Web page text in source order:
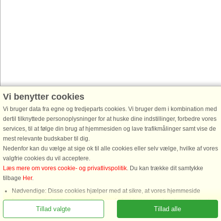
Vi benytter cookies
Vi bruger data fra egne og tredjeparts cookies. Vi bruger dem i kombination med
dertil tilknyttede personoplysninger for at huske dine indstillinger, forbedre vores
services, til at følge din brug af hjemmesiden og lave trafikmålinger samt vise de
mest relevante budskaber til dig.
Nedenfor kan du vælge at sige ok til alle cookies eller selv vælge, hvilke af vores
valgfrie cookies du vil acceptere.
Læs mere om vores cookie- og privatlivspolitik. Du kan trække dit samtykke
tilbage Her.
Nødvendige: Disse cookies hjælper med at sikre, at vores hjemmeside
fungerer ved at aktivere grundlæggende funktioner som for eksempel huske
listen af favorithuse.
Tillad alle
Tillad valgte